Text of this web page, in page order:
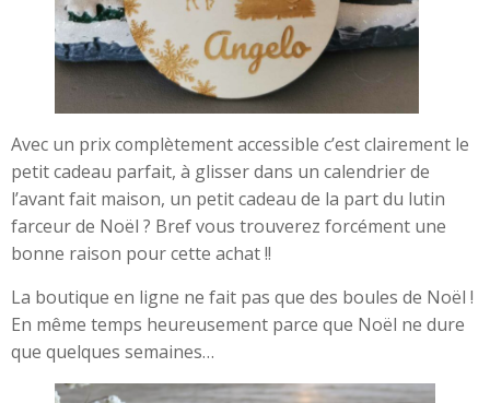
Avec un prix complètement accessible c’est clairement le
petit cadeau parfait, à glisser dans un calendrier de
l’avant fait maison, un petit cadeau de la part du lutin
farceur de Noël ? Bref vous trouverez forcément une
bonne raison pour cette achat !!
La boutique en ligne ne fait pas que des boules de Noël !
En même temps heureusement parce que Noël ne dure
que quelques semaines…